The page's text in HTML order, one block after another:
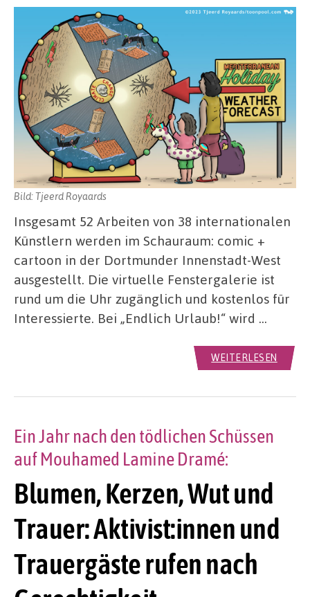
Bild: Tjeerd Royaards
Insgesamt 52 Arbeiten von 38 internationalen
Künstlern werden im Schauraum: comic +
cartoon in der Dortmunder Innenstadt-West
ausgestellt. Die virtuelle Fenstergalerie ist
rund um die Uhr zugänglich und kostenlos für
Interessierte. Bei „Endlich Urlaub!“ wird …
WEITERLESEN
Blumen, Kerzen, Wut und
Trauer: Aktivist:innen und
Trauergäste rufen nach
Ein Jahr nach den tödlichen Schüssen
auf Mouhamed Lamine Dramé: